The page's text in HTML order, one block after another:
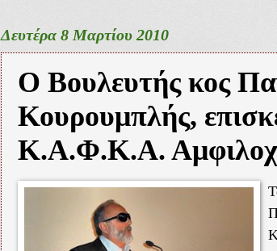
Δευτέρα 8 Μαρτίου 2010
Ο Βουλευτής κος
Κουρουμπλής,
Κ.Α.Φ.Κ.Α.